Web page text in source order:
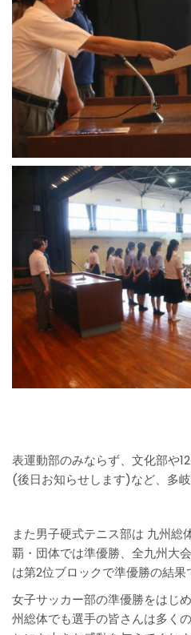
表運動部のみならず、文化部や
(後日お知らせします)など、多岐
また男子硬式テニス部は 九州総
覇・団体では準優勝、全九州大
は第2位ブロックで準優勝の結果
女子サッカー部の準優勝をはじ
州総体でも選手の皆さんは多く